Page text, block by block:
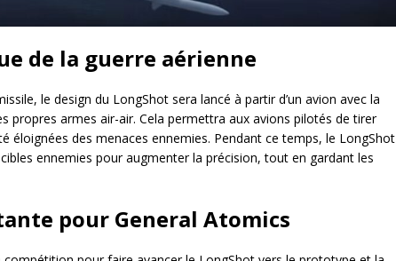
de la guerre aérienne
le design du LongShot sera lancé à partir d’un avion avec la
propres armes air-air. Cela permettra aux avions pilotés de tirer
éloignées des menaces ennemies. Pendant ce temps, le LongShot
ennemies pour augmenter la précision, tout en gardant les
pour General Atomics